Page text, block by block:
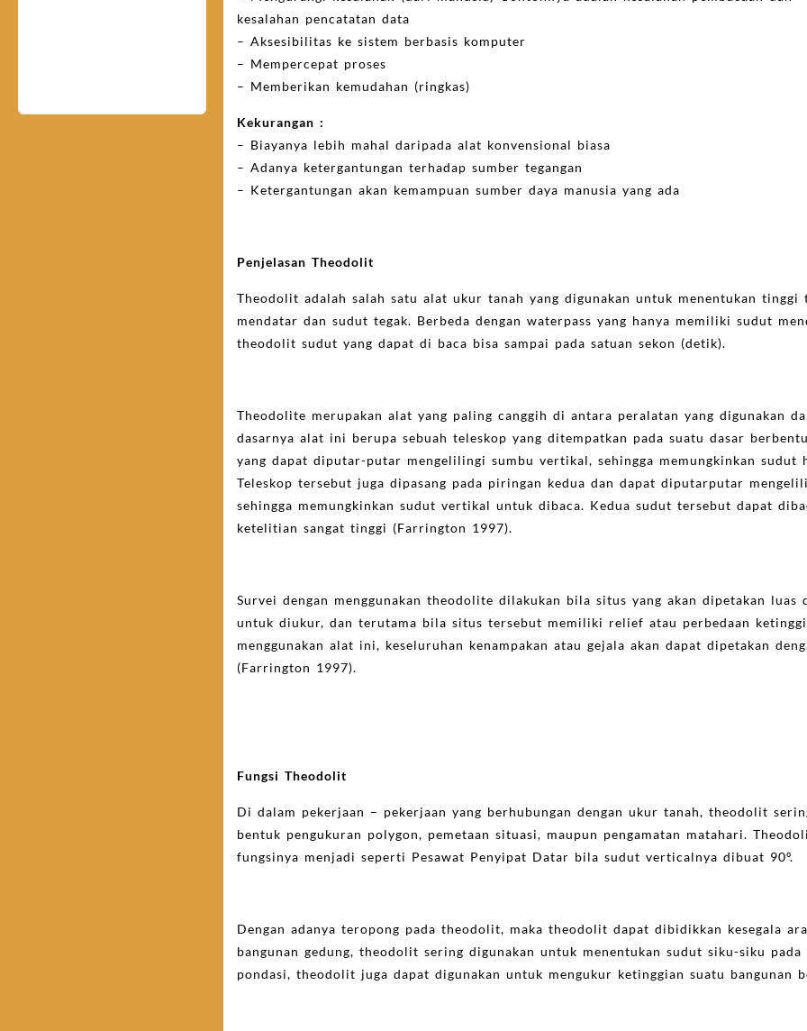
kesalahan pencatatan data
– Aksesibilitas ke sistem berbasis komputer
– Mempercepat proses
– Memberikan kemudahan (ringkas)
Kekurangan :
– Biayanya lebih mahal daripada alat konvensional biasa
– Adanya ketergantungan terhadap sumber tegangan
– Ketergantungan akan kemampuan sumber daya manusia yang ada
Penjelasan Theodolit
Theodolit adalah salah satu alat ukur tanah yang digunakan untuk menentukan tinggi
mendatar dan sudut tegak. Berbeda dengan waterpass yang hanya memiliki sudut
theodolit sudut yang dapat di baca bisa sampai pada satuan sekon (detik).
Theodolite merupakan alat yang paling canggih di antara peralatan yang digunakan
dasarnya alat ini berupa sebuah teleskop yang ditempatkan pada suatu dasar
yang dapat diputar-putar mengelilingi sumbu vertikal, sehingga memungkinkan sudut
Teleskop tersebut juga dipasang pada piringan kedua dan dapat diputarputar
sehingga memungkinkan sudut vertikal untuk dibaca. Kedua sudut tersebut dapat
ketelitian sangat tinggi (Farrington 1997).
Survei dengan menggunakan theodolite dilakukan bila situs yang akan dipetakan luas
untuk diukur, dan terutama bila situs tersebut memiliki relief atau perbedaan
menggunakan alat ini, keseluruhan kenampakan atau gejala akan dapat dipetakan
(Farrington 1997).
Fungsi Theodolit
Di dalam pekerjaan – pekerjaan yang berhubungan dengan ukur tanah, theodolit
bentuk pengukuran polygon, pemetaan situasi, maupun pengamatan matahari.
fungsinya menjadi seperti Pesawat Penyipat Datar bila sudut verticalnya dibuat 90º.
Dengan adanya teropong pada theodolit, maka theodolit dapat dibidikkan kesegala
bangunan gedung, theodolit sering digunakan untuk menentukan sudut siku-siku pada
pondasi, theodolit juga dapat digunakan untuk mengukur ketinggian suatu bangunan